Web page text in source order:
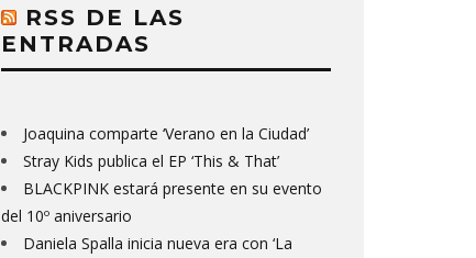
RSS DE LAS
ENTRADAS
Joaquina comparte ‘Verano en la Ciudad’
Stray Kids publica el EP ‘This & That’
BLACKPINK estará presente en su evento
del 10º aniversario
Daniela Spalla inicia nueva era con ‘La